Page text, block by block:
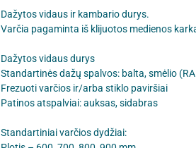
Dažytos vidaus ir kambario durys.
Varčia pagaminta iš klijuotos medienos
Dažytos vidaus durys
Standartinės dažų spalvos: balta, smėlio
Frezuoti varčios ir/arba stiklo paviršiai
Patinos atspalviai: auksas, sidabras
Standartiniai varčios dydžiai: